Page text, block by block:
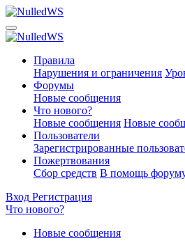
Правила
Нарушения и ограничения
Форумы
Новые сообщения
Что нового?
Новые сообщения Новые
Пользователи
Зарегистрированные
Пожертвования
Сбор средств В помощь
Вход Регистрация
Что нового?
Новые сообщения